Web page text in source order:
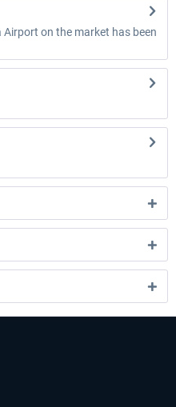
on the market has been